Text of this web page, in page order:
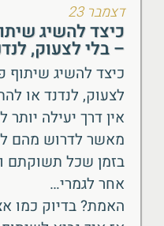
דצמבר 23
כיצד להשיג
– בלי לצעוק,
כיצד להשיג שיתוף
לצעוק, לנדנד או
אין דרך יעילה
מאשר לדרוש מהם
בזמן שכל תשוקתם
אחר לגמרי…
האמת? בדיוק כמו